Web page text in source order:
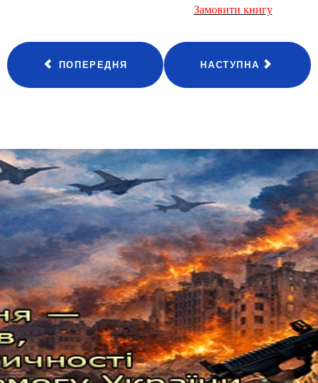
Замовити книгу
ПОПЕРЕДНЯ НАСТУПНА